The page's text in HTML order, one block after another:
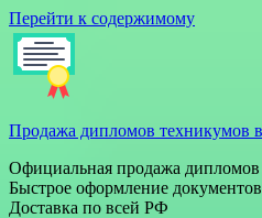
Перейти к содержимому
Продажа дипломов техникумов
Официальная продажа
Быстрое оформление документов
Доставка по всей РФ